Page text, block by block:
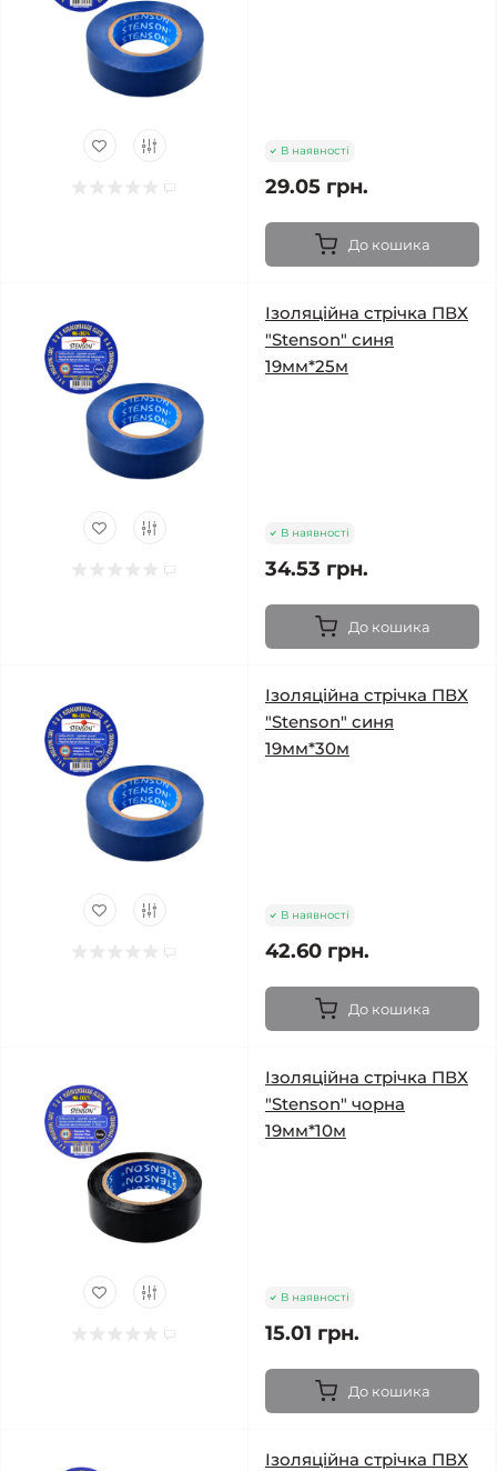
В наявності
29.05 грн.
До кошика
Ізоляційна стрічка ПВХ
"Stenson" синя
19мм*25м
В наявності
34.53 грн.
До кошика
Ізоляційна стрічка ПВХ
"Stenson" синя
19мм*30м
В наявності
42.60 грн.
До кошика
Ізоляційна стрічка ПВХ
"Stenson" чорна
19мм*10м
В наявності
15.01 грн.
До кошика
Ізоляційна стрічка ПВХ